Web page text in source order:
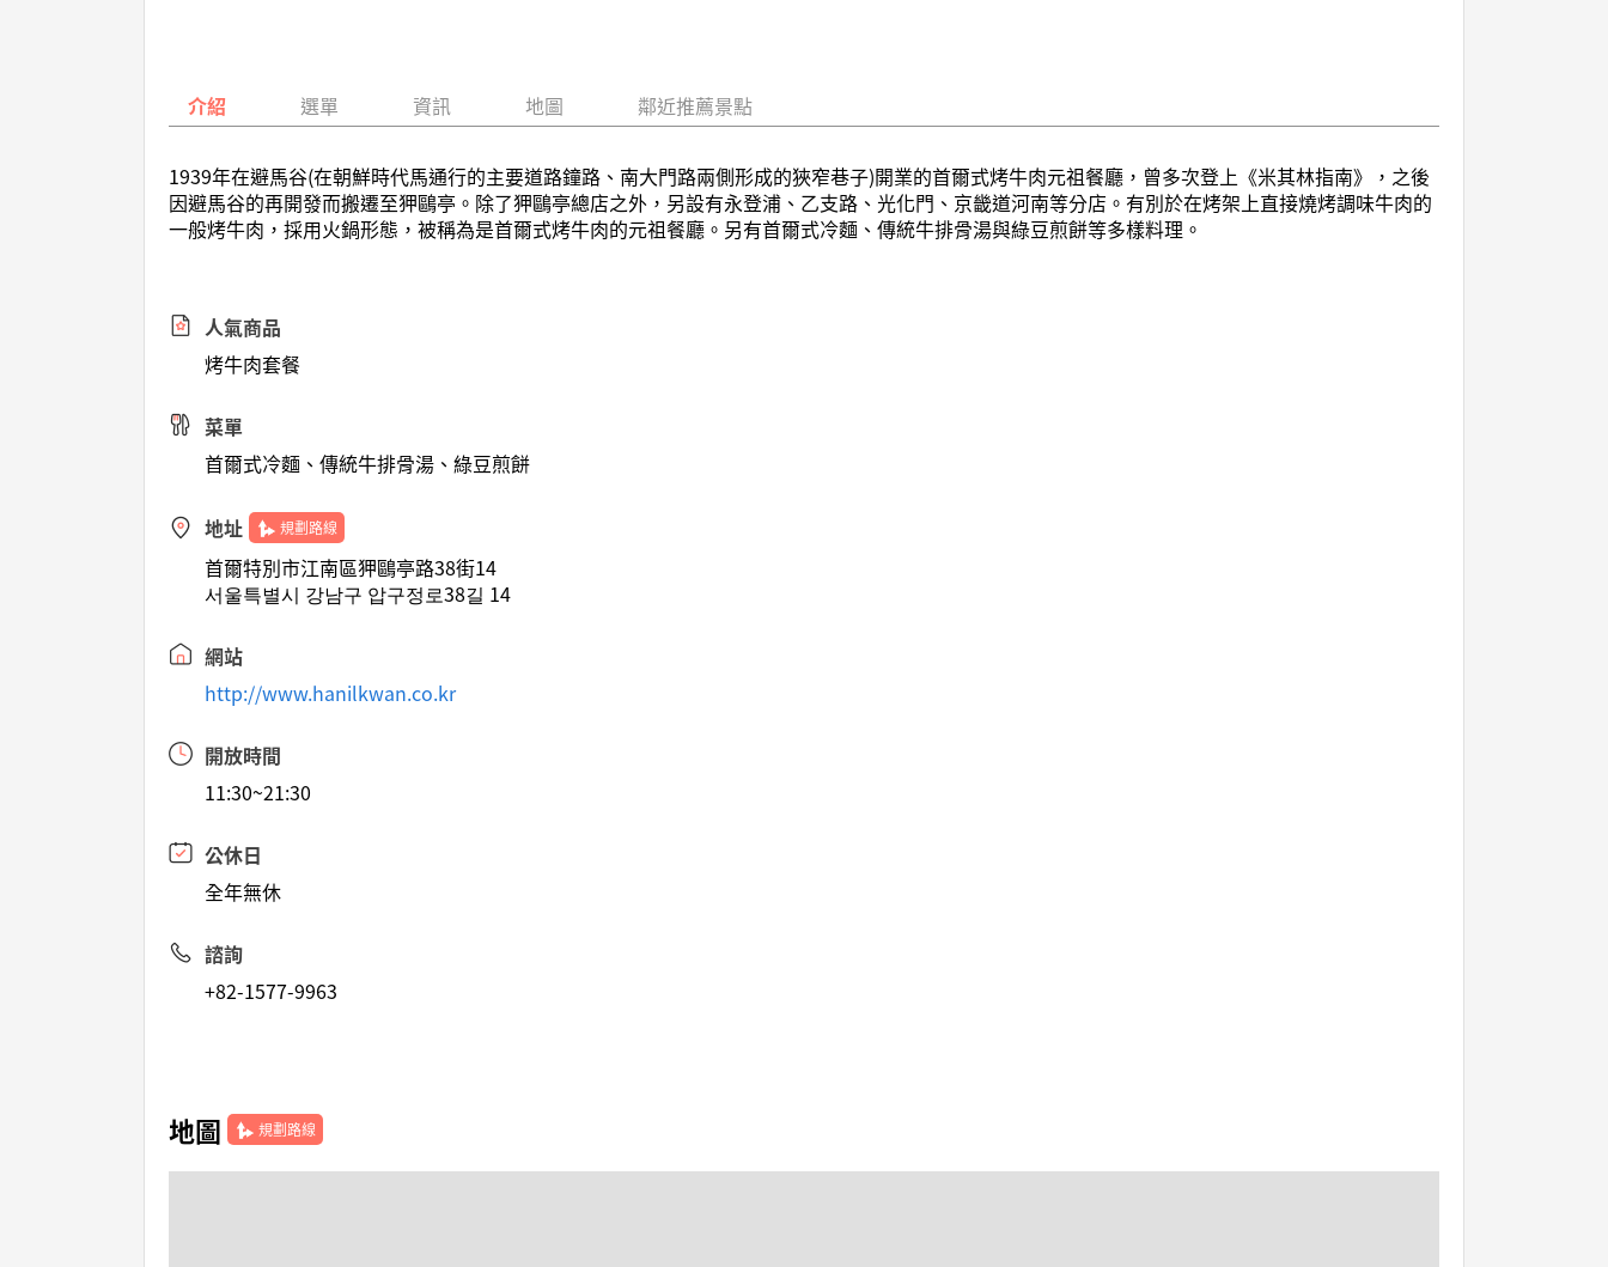
介紹 選單 資訊 地圖 鄰近推薦景點
1939年在避馬谷(在朝鮮時代馬通行的主要道路鐘路、南大門路兩側形成的狹窄巷子)開業的首爾式烤牛肉元祖餐廳，曾多次登上《米其林指南》，之後
因避馬谷的再開發而搬遷至狎鷗亭。除了狎鷗亭總店之外，另設有永登浦、乙支路、光化門、京畿道河南等分店。有別於在烤架上直接燒烤調味牛肉的
一般烤牛肉，採用火鍋形態，被稱為是首爾式烤牛肉的元祖餐廳。另有首爾式冷麵、傳統牛排骨湯與綠豆煎餅等多樣料理。
人氣商品
烤牛肉套餐
菜單
首爾式冷麵、傳統牛排骨湯、綠豆煎餅
地址 規劃路線
首爾特別市江南區狎鷗亭路38街14
서울특별시 강남구 압구정로38길 14
網站
http://www.hanilkwan.co.kr
開放時間
11:30~21:30
公休日
全年無休
諮詢
+82-1577-9963
地圖 規劃路線